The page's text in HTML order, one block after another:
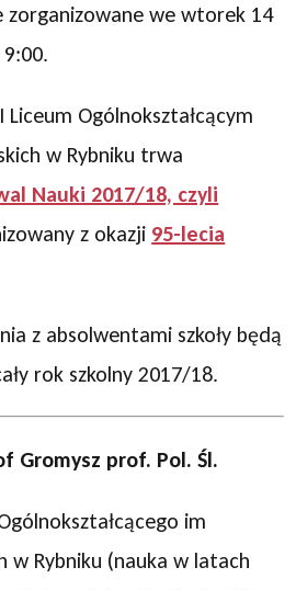
zorganizowane we wtorek 14
Ogólnokształcącym
w Rybniku trwa
Nauki 2017/18, czyli
z okazji 95-lecia
z absolwentami szkoły będą
rok szkolny 2017/18.
Gromysz prof. Pol. Śl.
im
w Rybniku (nauka w latach